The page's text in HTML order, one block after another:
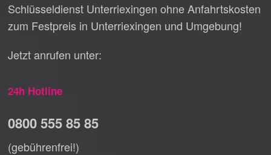
Schlüsseldienst Unterriexingen ohne Anfahrtskosten
zum Festpreis in Unterriexingen und Umgebung!
Jetzt anrufen unter:
24h Hotline
0800 555 85 85
(gebührenfrei!)